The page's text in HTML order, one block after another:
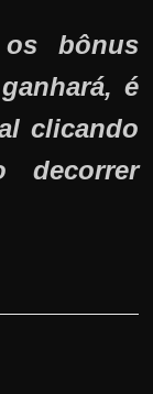
bônus
é
clicando
decorrer